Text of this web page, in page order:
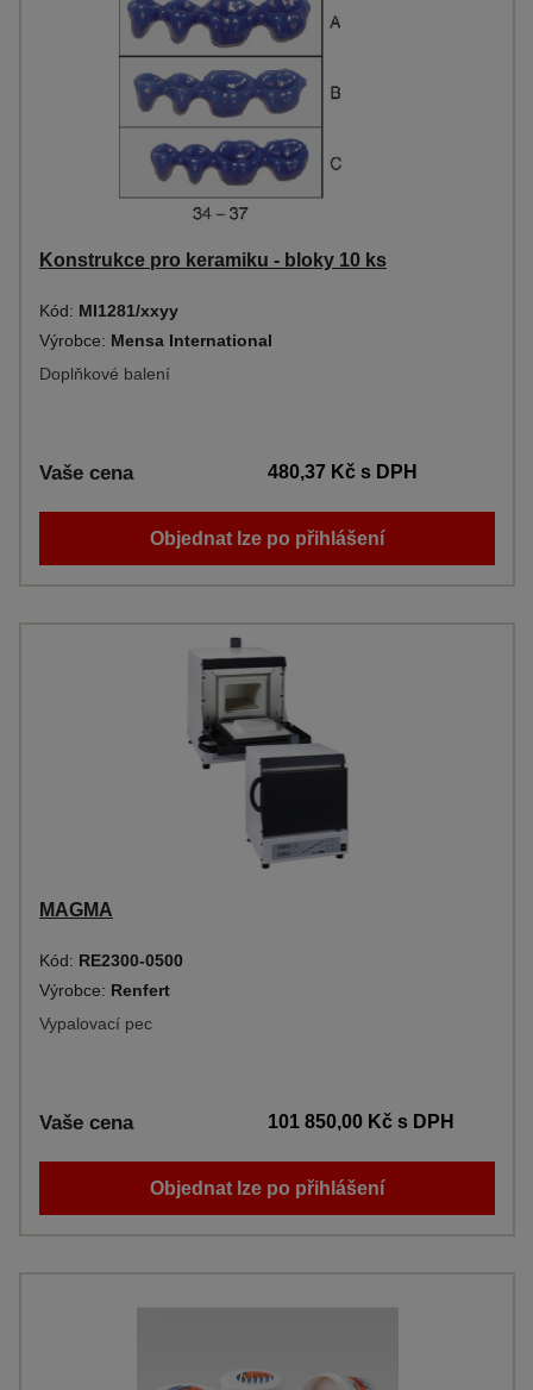
Konstrukce pro keramiku - bloky 10 ks
Kód: MI1281/xxyy
Výrobce: Mensa International
Doplňkové balení
Vaše cena 480,37 Kčs DPH
Objednat lze po přihlášení
MAGMA
Kód: RE2300-0500
Výrobce: Renfert
Vypalovací pec
Vaše cena 101 850,00 Kčs DPH
Objednat lze po přihlášení